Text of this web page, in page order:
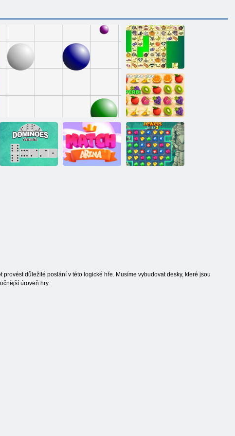
Kris Mahjong
Juicy linka
důležité poslání v této logické hře. Musíme vybudovat desky, které jsou
úroveň hry.